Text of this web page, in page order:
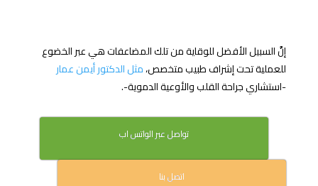
إنَّ السبيل الأفضل للوقاية من تلك المضاعفات هي عبر الخضوع
للعملية تحت إشراف طبيب متخصص،مثل الدكتور أيمن عمار
-استشاري جراحة القلب والأوعية الدموية-.
تواصل عبر الواتس اب
اتصل بنا